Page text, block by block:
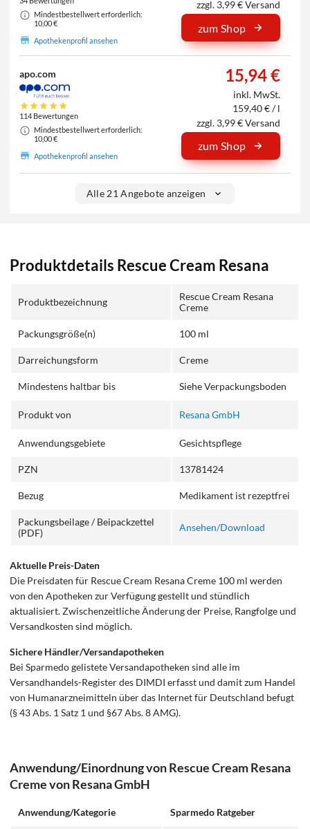
Mindestbestellwert erforderlich:
10,00 €
Apothekenprofil ansehen
zzgl. 3,99 € Versand
zum Shop
apo.com
114 Bewertungen
Mindestbestellwert erforderlich:
10,00 €
Apothekenprofil ansehen
15,94 €
inkl. MwSt.
159,40 € / l
zzgl. 3,99 € Versand
zum Shop
Alle 21 Angebote anzeigen
Produktdetails Rescue Cream Resana
Produktbezeichnung
Rescue Cream Resana
Creme
Packungsgröße(n) 100 ml
Darreichungsform Creme
Mindestens haltbar bis Siehe Verpackungsboden
Produkt von Resana GmbH
Anwendungsgebiete Gesichtspflege
PZN 13781424
Bezug Medikament ist rezeptfrei
Packungsbeilage / Beipackzettel
(PDF)
Ansehen/Download
Aktuelle Preis-Daten
Die Preisdaten für Rescue Cream Resana Creme 100 ml werden
von den Apotheken zur Verfügung gestellt und stündlich
aktualisiert. Zwischenzeitliche Änderung der Preise, Rangfolge und
Versandkosten sind möglich.
Sichere Händler/Versandapotheken
Bei Sparmedo gelistete Versandapotheken sind alle im
Versandhandels-Register des DIMDI erfasst und damit zum Handel
von Humanarzneimitteln über das Internet für Deutschland befugt
(§ 43 Abs. 1 Satz 1 und §67 Abs. 8 AMG).
Anwendung/Einordnung von Rescue Cream Resana
Creme von Resana GmbH
Anwendung/Kategorie Sparmedo Ratgeber